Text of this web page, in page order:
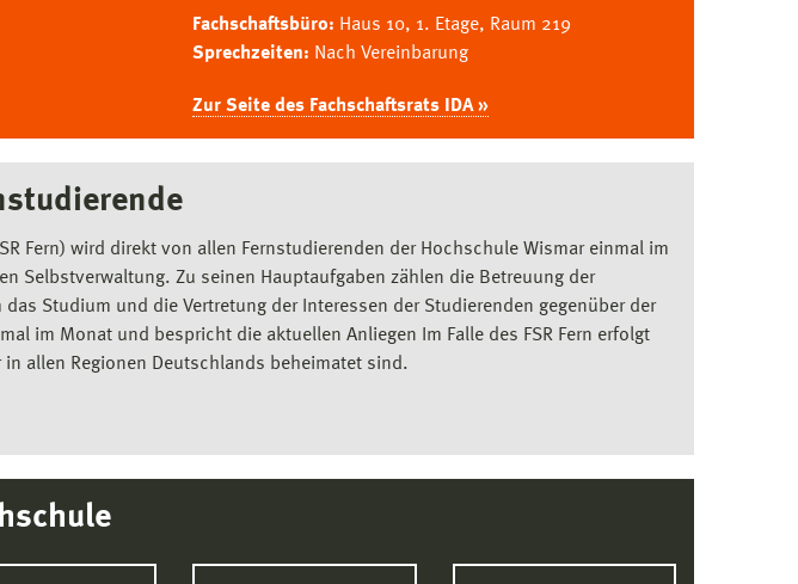
Fachschaftsbüro: Haus 10, 1. Etage, Raum 219
Sprechzeiten: Nach Vereinbarung
Zur Seite des Fachschaftsrats IDA »
Fern) wird direkt von allen Fernstudierenden der Hochschule Wismar einmal im
Selbstverwaltung. Zu seinen Hauptaufgaben zählen die Betreuung der
Studium und die Vertretung der Interessen der Studierenden gegenüber der
im Monat und bespricht die aktuellen Anliegen Im Falle des FSR Fern erfolgt
allen Regionen Deutschlands beheimatet sind.